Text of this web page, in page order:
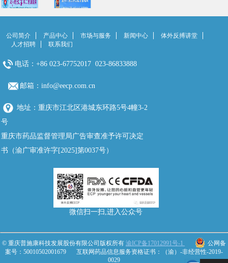
公司简介 产品中心 市场与服务 新闻中心
体外反搏讲堂
人才招聘
联系我们
电话：+86 023-67752017 023-86833888
邮箱：info@eecp.com.cn
地址：重庆市江北区港城东环路5号4幢3-2
号
重庆市药品监督管理局广告审查准予许可决定
书（渝广审准许字[2025]第0037号）
微信扫一扫,进入公众号
© 重庆普施康科技发展股份有限公司版权所有 渝ICP备17012991号-1
公网备
案号：50010502001679
互联网药品信息服务资格证书：（渝）-非经营性-2019-
0029